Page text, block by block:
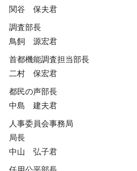
関谷 保夫君
調査部長
鳥飼 源宏君
首都機能調査担当部長
二村 保宏君
都民の声部長
中島 建夫君
人事委員会事務局
局長
中山 弘子君